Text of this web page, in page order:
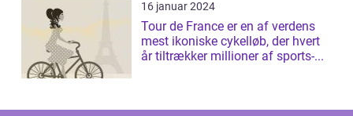
16 januar 2024
Tour de France er en af verdens
mest ikoniske cykelløb, der hvert
år tiltrækker millioner af sports-...